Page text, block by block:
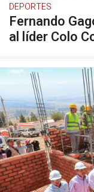
DEPORTES
Fernando
al líder Colo